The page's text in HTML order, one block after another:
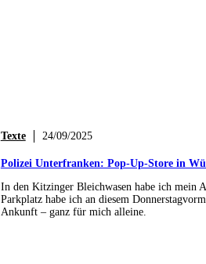
Texte 24/09/2025
Polizei Unterfranken: Pop-Up-Store in
In den Kitzinger Bleichwasen habe ich mein
Parkplatz habe ich an diesem
Ankunft – ganz für mich alleine.